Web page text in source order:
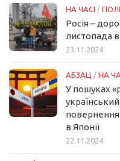
НА ЧАСІ /
Росія –
листопада в
23.11.2024
АБЗАЦ / НА
У пошуках
повернення
в Японії
22.11.2024